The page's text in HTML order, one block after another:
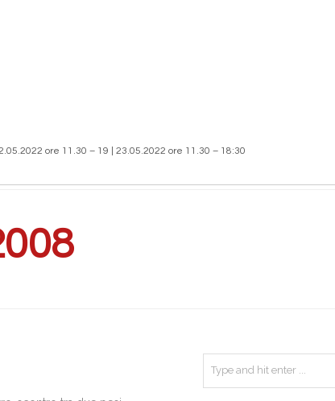
ore 11.30 – 19 | 23.05.2022 ore 11.30 – 18:30